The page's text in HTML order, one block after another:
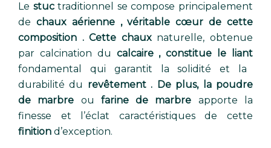
Le stuctraditionnel se compose principalement
de chaux aérienne , véritable cœur de cette
composition . Cette chauxnaturelle, obtenue
par calcination du calcaire , constitue le liant
fondamental qui garantit la solidité et la
durabilité du revêtement . De plus, la poudre
de marbre ou farine de marbre apporte la
finesse et l’éclat caractéristiques de cette
finition d’exception.